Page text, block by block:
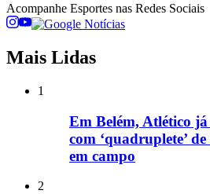
Acompanhe Esportes nas Redes Sociais
Mais Lidas
1
Em Belém, Atlético
com ‘quadruplete’
em campo
2